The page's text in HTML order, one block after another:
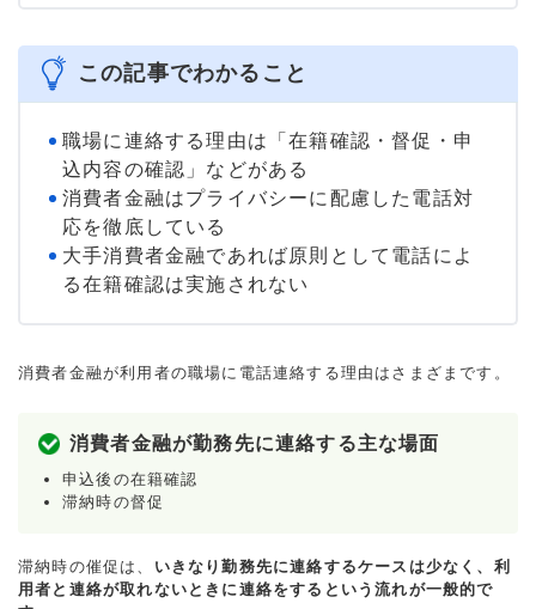
ン、FX、不動産、保険など、多くの金融領域における情報
メディアの編集・監修に携わり、実績は計2000本以上。ロ
ーン利用者へのインタビューなども多数実施し、専門知識
＞＞公式ページ
この記事でわかること
職場に連絡する理由は「在籍確認・督促・申
込内容の確認」などがある
消費者金融はプライバシーに配慮した電話対
応を徹底している
大手消費者金融であれば原則として電話によ
る在籍確認は実施されない
消費者金融が利用者の職場に電話連絡する理由はさまざまです。
消費者金融が勤務先に連絡する主な場面
申込後の在籍確認
滞納時の督促
滞納時の催促は、 いきなり勤務先に連絡するケースは少なく、利
用者と連絡が取れないときに連絡をするという流れが一般的で